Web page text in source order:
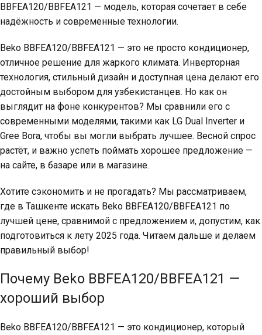
BBFEA120/BBFEA121 — модель, которая сочетает в себе
надёжность и современные технологии.
Beko BBFEA120/BBFEA121 — это не просто кондиционер,
отличное решение для жаркого климата. Инверторная
технология, стильный дизайн и доступная цена делают его
достойным выбором для узбекистанцев. Но как он
выглядит на фоне конкурентов? Мы сравнили его с
современными моделями, такими как LG Dual Inverter и
Gree Bora, чтобы вы могли выбрать лучшее. Весной спрос
растёт, и важно успеть поймать хорошее предложение —
на сайте, в базаре или в магазине.
Хотите сэкономить и не прогадать? Мы рассматриваем,
где в Ташкенте искать Beko BBFEA120/BBFEA121 по
лучшей цене, сравнимой с предложением и, допустим, как
подготовиться к лету 2025 года. Читаем дальше и делаем
правильный выбор!
Почему Beko BBFEA120/BBFEA121 —
хороший выбор
Beko BBFEA120/BBFEA121 — это кондиционер, который